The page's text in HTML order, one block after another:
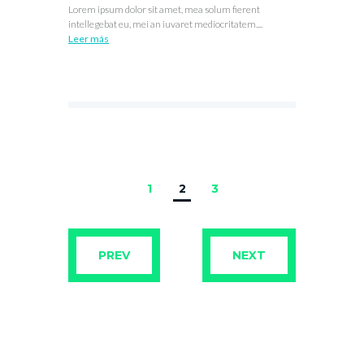
Lorem ipsum dolor sit amet, mea solum fierent
intellegebat eu, mei an iuvaret mediocritatem....
Leer más
PREV
1 2 3
NEXT